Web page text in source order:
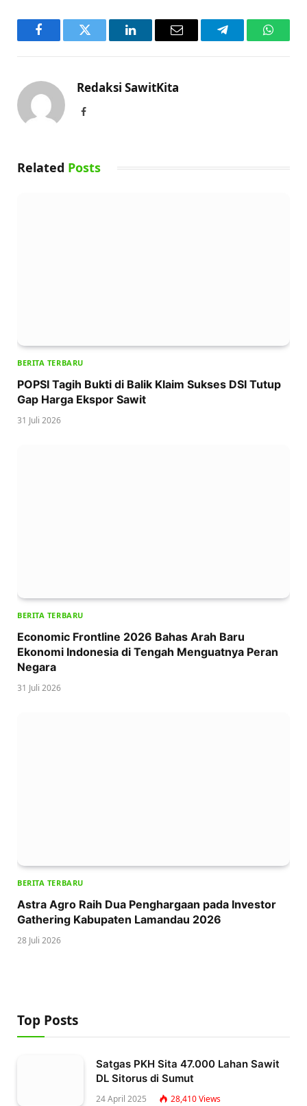
FacebookTwitter LinkedInEmail Telegram
Redaksi SawitKita
Facebook
Related Posts
BERITA TERBARU
POPSI Tagih Bukti di Balik Klaim Sukses DSI Tutup
Gap Harga Ekspor Sawit
31 Juli 2026
BERITA TERBARU
Economic Frontline 2026 Bahas Arah Baru
Ekonomi Indonesia di Tengah Menguatnya Peran
Negara
31 Juli 2026
BERITA TERBARU
Astra Agro Raih Dua Penghargaan pada Investor
Gathering Kabupaten Lamandau 2026
28 Juli 2026
Top Posts
Satgas PKH Sita 47.000 Lahan Sawit
DL Sitorus di Sumut
24 April 2025 28,410Views